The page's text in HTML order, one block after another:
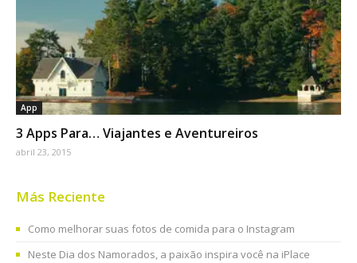
App
3 Apps Para… Viajantes e Aventureiros
abril 23, 2015
Más Reciente
Como melhorar suas fotos de comida para o Instagram
Neste Dia dos Namorados, a paixão inspira você na iPlace